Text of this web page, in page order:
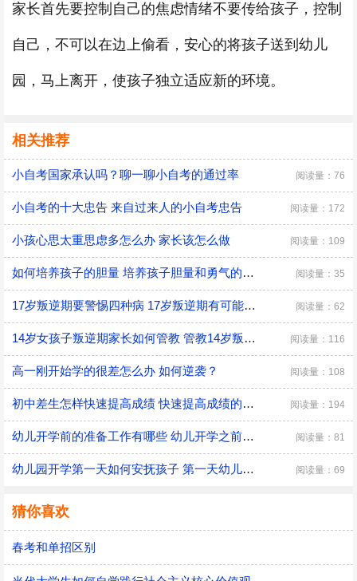
家长首先要控制自己的焦虑情绪不要传给孩子，控制
自己，不可以在边上偷看，安心的将孩子送到幼儿
园，马上离开，使孩子独立适应新的环境。
相关推荐
小自考国家承认吗？聊一聊小自考的通过率 阅读量：76
小自考的十大忠告 来自过来人的小自考忠告 阅读量：172
小孩心思太重思虑多怎么办 家长该怎么做 阅读量：109
如何培养孩子的胆量 培养孩子胆量和勇气的方法 阅读量：35
17岁叛逆期要警惕四种病 17岁叛逆期有可能会得什么病 阅读量：62
14岁女孩子叛逆期家长如何管教 管教14岁叛逆期女孩子的方法 阅读量：116
高一刚开始学的很差怎么办 如何逆袭？ 阅读量：108
初中差生怎样快速提高成绩 快速提高成绩的方法介绍 阅读量：194
幼儿开学前的准备工作有哪些 幼儿开学之前具体的准备工作 阅读量：81
幼儿园开学第一天如何安抚孩子 第一天幼儿园开学安抚孩子的注意事项 阅读量：69
猜你喜欢
春考和单招区别